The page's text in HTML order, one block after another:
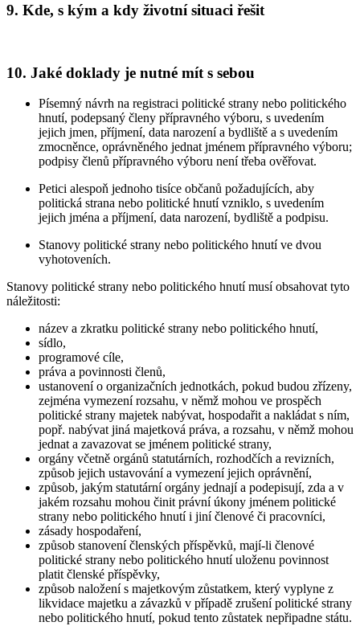
9. Kde, s kým a kdy životní situaci řešit
10. Jaké doklady je nutné mít s sebou
Písemný návrh na registraci politické strany nebo politického
hnutí, podepsaný členy přípravného výboru, s uvedením
jejich jmen, příjmení, data narození a bydliště a s uvedením
zmocněnce, oprávněného jednat jménem přípravného výboru;
podpisy členů přípravného výboru není třeba ověřovat.
Petici alespoň jednoho tisíce občanů požadujících, aby
politická strana nebo politické hnutí vzniklo, s uvedením
jejich jména a příjmení, data narození, bydliště a podpisu.
Stanovy politické strany nebo politického hnutí ve dvou
vyhotoveních.
Stanovy politické strany nebo politického hnutí musí obsahovat tyto
náležitosti:
název a zkratku politické strany nebo politického hnutí,
sídlo,
programové cíle,
práva a povinnosti členů,
ustanovení o organizačních jednotkách, pokud budou zřízeny,
zejména vymezení rozsahu, v němž mohou ve prospěch
politické strany majetek nabývat, hospodařit a nakládat s ním,
popř. nabývat jiná majetková práva, a rozsahu, v němž mohou
jednat a zavazovat se jménem politické strany,
orgány včetně orgánů statutárních, rozhodčích a revizních,
způsob jejich ustavování a vymezení jejich oprávnění,
způsob, jakým statutární orgány jednají a podepisují, zda a v
jakém rozsahu mohou činit právní úkony jménem politické
strany nebo politického hnutí i jiní členové či pracovníci,
zásady hospodaření,
způsob stanovení členských příspěvků, mají-li členové
politické strany nebo politického hnutí uloženu povinnost
platit členské příspěvky,
způsob naložení s majetkovým zůstatkem, který vyplyne z
likvidace majetku a závazků v případě zrušení politické strany
nebo politického hnutí, pokud tento zůstatek nepřipadne státu.